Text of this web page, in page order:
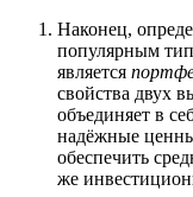
Наконец,
популярным
является
свойства двух
объединяет в
надёжные
обеспечить
же